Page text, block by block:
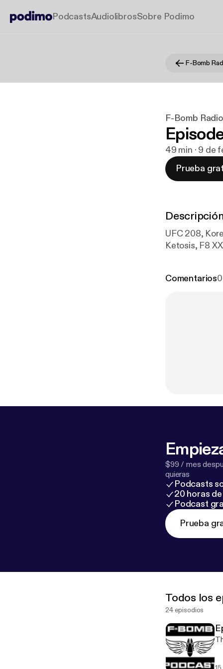
PodcastsAudiolibrosSobre Podimo
F-Bomb
F-Bomb Radio
49 min · 9 de
Prueba
UFC 208,
Ketosis, F8
Comentarios0
$99 / mes
quieras
Podcasts
20 horas
Podcast
Prueba
Todos los
24 episodios